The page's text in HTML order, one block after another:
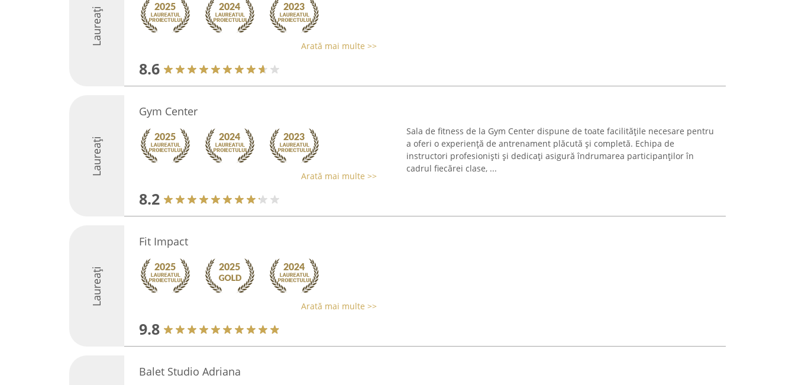
Laureați Arată mai multe >>
8.6
Laureați
Gym Center
Arată mai multe >>
8.2
Sala de fitness de la Gym Center dispune de toate facilitățile necesare pentru
a oferi o experiență de antrenament plăcută și completă. Echipa de
instructori profesioniști și dedicați asigură îndrumarea participanților în
cadrul fiecărei clase, ...
Laureați
Fit Impact
Arată mai multe >>
9.8
Balet Studio Adriana